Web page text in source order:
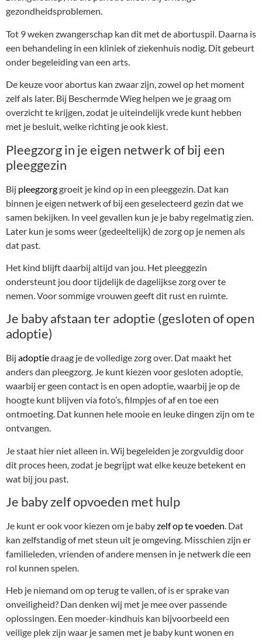
gezondheidsproblemen.
Tot 9 weken zwangerschap kan dit met de abortuspil. Daarna is
een behandeling in een kliniek of ziekenhuis nodig. Dit gebeurt
onder begeleiding van een arts.
De keuze voor abortus kan zwaar zijn, zowel op het moment
zelf als later. Bij Beschermde Wieg helpen we je graag om
overzicht te krijgen, zodat je uiteindelijk vrede kunt hebben
met je besluit, welke richting je ook kiest.
Pleegzorg in je eigen netwerk of bij een
pleeggezin
Bij pleegzorggroeit je kind op in een pleeggezin. Dat kan
binnen je eigen netwerk of bij een geselecteerd gezin dat we
samen bekijken. In veel gevallen kun je je baby regelmatig zien.
Later kun je soms weer (gedeeltelijk) de zorg op je nemen als
dat past.
Het kind blijft daarbij altijd van jou. Het pleeggezin
ondersteunt jou door tijdelijk de dagelijkse zorg over te
nemen. Voor sommige vrouwen geeft dit rust en ruimte.
Je baby afstaan ter adoptie (gesloten of open
adoptie)
Bij adoptiedraag je de volledige zorg over. Dat maakt het
anders dan pleegzorg. Je kunt kiezen voor gesloten adoptie,
waarbij er geen contact is en open adoptie, waarbij je op de
hoogte kunt blijven via foto’s, filmpjes of af en toe een
ontmoeting. Dat kunnen hele mooie en leuke dingen zijn om te
ontvangen.
Je staat hier niet alleen in. Wij begeleiden je zorgvuldig door
dit proces heen, zodat je begrijpt wat elke keuze betekent en
wat bij jou past.
Je baby zelf opvoeden met hulp
Je kunt er ook voor kiezen om je babyzelf op te voeden. Dat
kan zelfstandig of met steun uit je omgeving. Misschien zijn er
familieleden, vrienden of andere mensen in je netwerk die een
rol kunnen spelen.
Heb je niemand om op terug te vallen, of is er sprake van
onveiligheid? Dan denken wij met je mee over passende
oplossingen. Een moeder-kindhuis kan bijvoorbeeld een
veilige plek zijn waar je samen met je baby kunt wonen en